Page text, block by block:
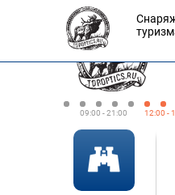
09:00 - 21:00 12:00 -